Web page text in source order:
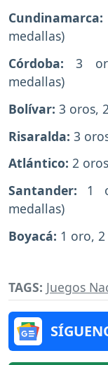
Cundinamarca:
medallas)
Córdoba: 3
medallas)
Bolívar: 3 oros,
Risaralda: 3
Atlántico: 2
Santander: 1
medallas)
Boyacá: 1 oro,
TAGS: Juegos